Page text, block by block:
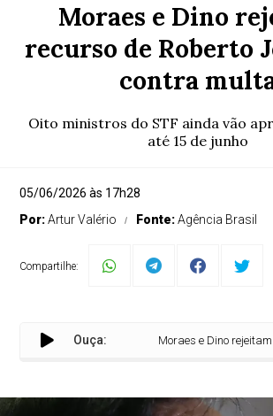
Moraes e Dino
recurso de Roberto
contra
Oito ministros do STF ainda vão
até 15 de junho
05/06/2026 às 17h28
Por:Artur Valério Fonte:Agência Brasil
Compartilhe:
Ouça: Moraes e Dino rejeitam